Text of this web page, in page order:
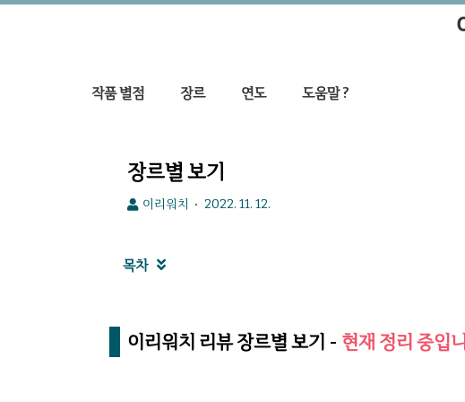
작품 별점 장르 연도 도움말 ?
장르별 보기
이리워치 2022. 11. 12.
목차 
이리워치 리뷰 장르별 보기 - 현재 정리 중입